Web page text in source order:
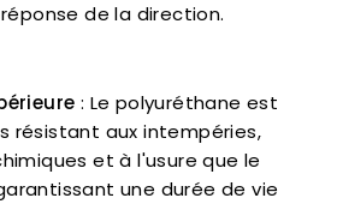
de la direction.
: Le polyuréthane est
résistant aux intempéries,
et à l'usure que le
une durée de vie